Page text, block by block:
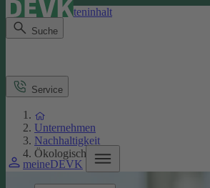
Direkt zum Seiteninhalt
Suche
meineDEVK
Service
Unternehmen
Nachhaltigkeit
Ökologisches